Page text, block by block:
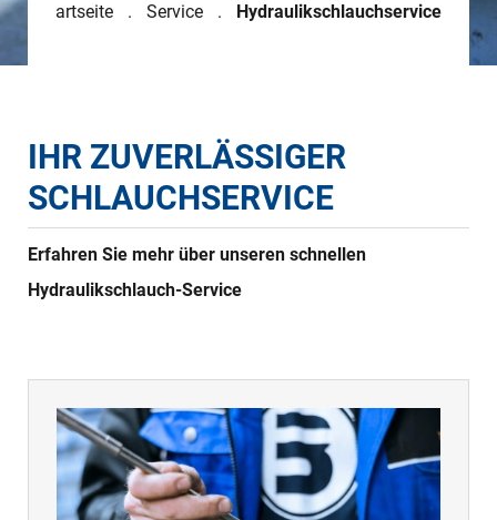
Startseite Service Hydraulikschlauchservice
IHR ZUVERLÄSSIGER
SCHLAUCHSERVICE
Erfahren Sie mehr über unseren schnellen
Hydraulikschlauch-Service